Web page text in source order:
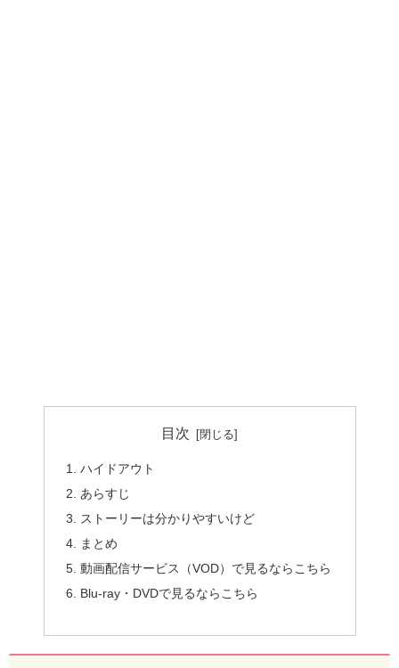
目次
ハイドアウト
あらすじ
ストーリーは分かりやすいけど
まとめ
動画配信サービス（VOD）で見るならこちら
Blu-ray・DVDで見るならこちら